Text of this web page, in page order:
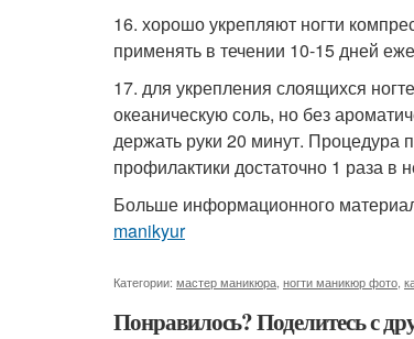
16. хорошо укрепляют ногти
применять в течении 10-15 дней
17. для укрепления слоящихся
океаническую соль, но без
держать руки 20 минут. Процедура
профилактики достаточно 1 раза в
Больше информационного
manikyur
Категории: мастер маникюра ногти маникюр фото
Понравилось? Поделитесь с